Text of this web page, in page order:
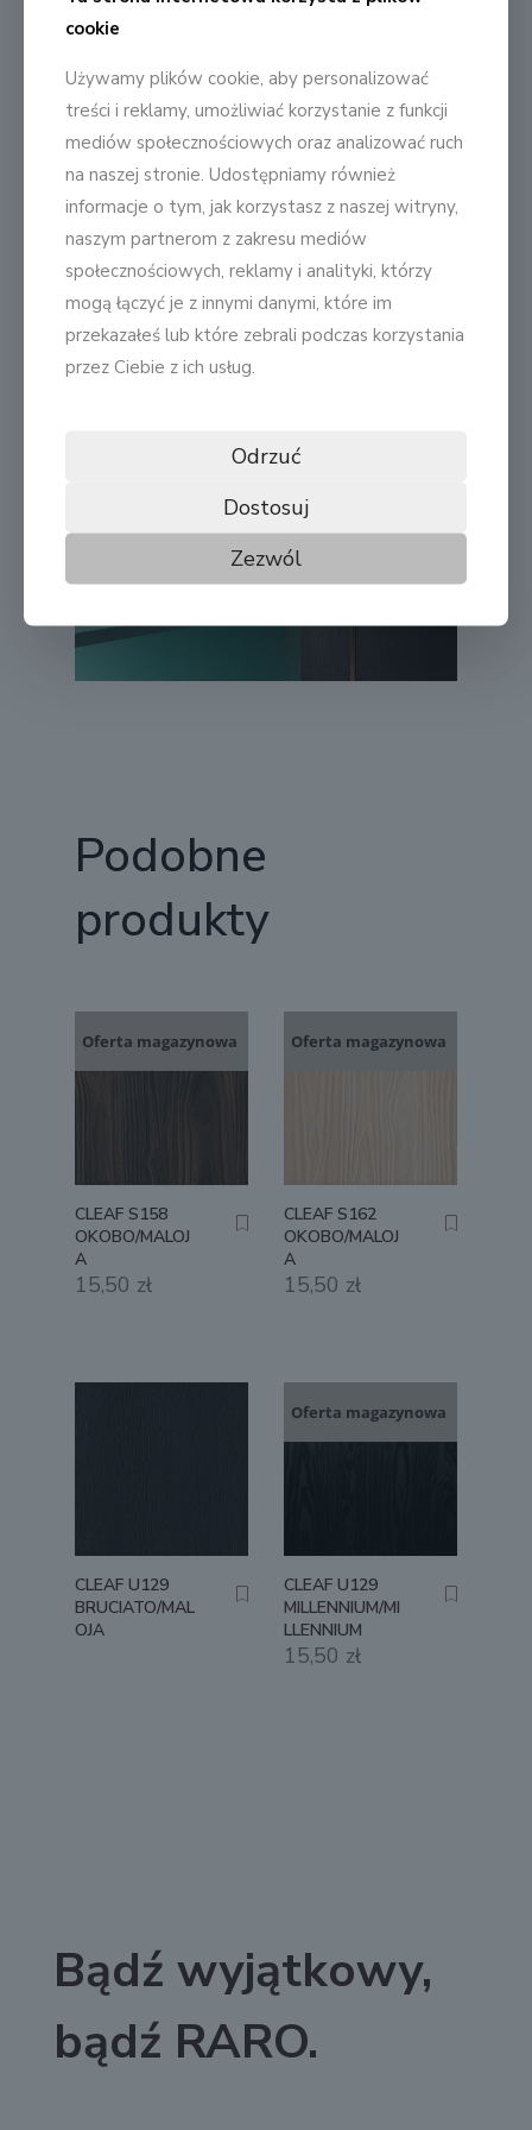
Płyty meblowe CLEAF charakteryzują się wyjątkowo
intensywnymi i głębokimi kolorami, co osiągnięto
dzięki zastosowaniu zaawansowanej technologii
synchronizacji dekoru i struktury. Producent zwraca
również uwagę na bardzo wysoki poziom docisku
oraz dłuższe prasowanie, które gwarantuje trwałość i
odporność produktu. Dodatkowo, stosuje się większą
ilość warstw papieru, co zwiększa wytrzymałość na
uszkodzenia mechaniczne. Wszystko to razem składa
się na wysoką jakość płyt mebowych CLEAF.
Podobne
produkty
Oferta magazynowa
CLEAF S158
OKOBO/MALOJ
A
15,50 zł
Oferta magazynowa
CLEAF S162
OKOBO/MALOJ
A
15,50 zł
CLEAF U129
BRUCIATO/MAL
OJA
Oferta magazynowa
CLEAF U129
MILLENNIUM/MI
LLENNIUM
15,50 zł
Bądź wyjątkowy,
bądź RARO.
cookie
Używamy plików cookie, aby personalizować
treści i reklamy, umożliwiać korzystanie z funkcji
mediów społecznościowych oraz analizować ruch
na naszej stronie. Udostępniamy również
informacje o tym, jak korzystasz z naszej witryny,
naszym partnerom z zakresu mediów
społecznościowych, reklamy i analityki, którzy
mogą łączyć je z innymi danymi, które im
przekazałeś lub które zebrali podczas korzystania
przez Ciebie z ich usług.
Odrzuć
Dostosuj
Zezwól